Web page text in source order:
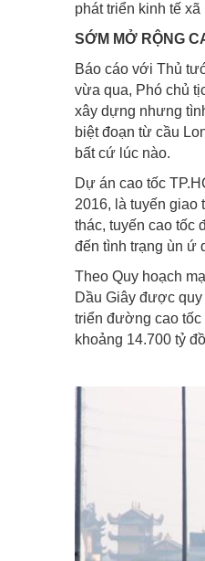
phát triển kinh tế xã
SỚM MỞ RỘNG
Báo cáo với Thủ
vừa qua, Phó chủ
xây dựng nhưng
biệt đoạn từ cầu
bất cứ lúc nào.
Dự án cao tốc
2016, là tuyến giao
thác, tuyến cao tốc
đến tình trạng ùn ứ
Theo Quy hoạch
Dầu Giây được
triển đường cao tốc
khoảng 14.700 tỷ